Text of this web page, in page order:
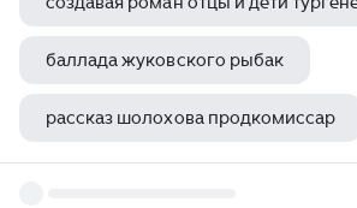
баллада жуковского рыбак
рассказ шолохова продкомиссар